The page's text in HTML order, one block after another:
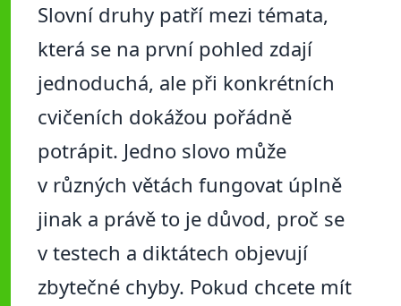
Slovní druhy patří mezi témata,
která se na první pohled zdají
jednoduchá, ale při konkrétních
cvičeních dokážou pořádně
potrápit. Jedno slovo může
v různých větách fungovat úplně
jinak a právě to je důvod, proč se
v testech a diktátech objevují
zbytečné chyby. Pokud chcete mít